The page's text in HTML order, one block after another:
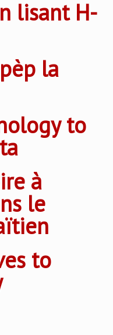
lisant H-
la
to
à
le
to